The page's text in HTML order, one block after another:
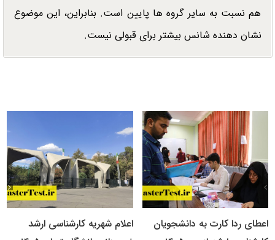
هم نسبت به سایر گروه ها پایین است. بنابراین، این موضوع
نشان دهنده شانس بیشتر برای قبولی نیست.
اعطای ردا کارت به دانشجویان
اعلام شهریه کارشناسی ارشد